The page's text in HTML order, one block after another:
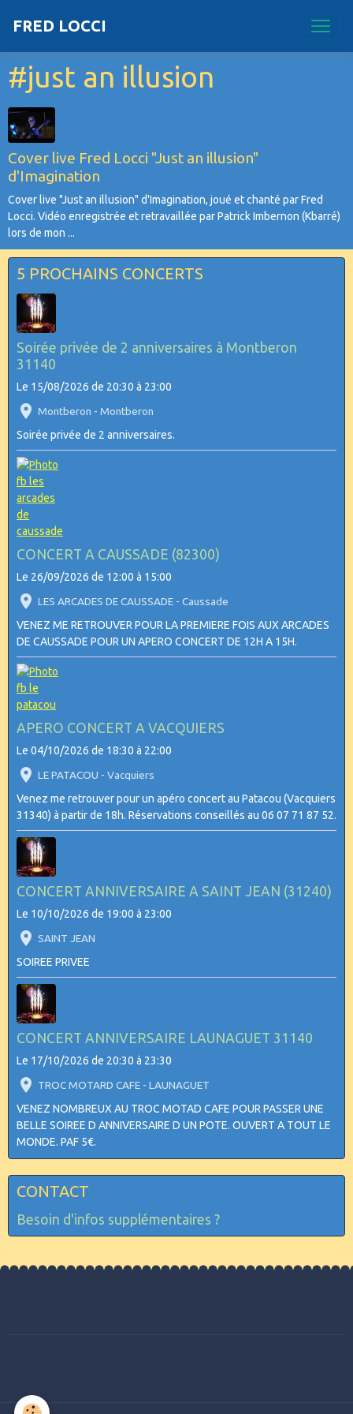
FRED LOCCI
#just an illusion
Cover live Fred Locci "Just an illusion"
d'Imagination
Cover live "Just an illusion" d'Imagination, joué et chanté par Fred
Locci. Vidéo enregistrée et retravaillée par Patrick Imbernon (Kbarré)
lors de mon ...
5 PROCHAINS CONCERTS
Soirée privée de 2 anniversaires à Montberon
31140
Le 15/08/2026 de 20:30 à 23:00
Montberon - Montberon
Soirée privée de 2 anniversaires.
CONCERT A CAUSSADE (82300)
Le 26/09/2026 de 12:00 à 15:00
LES ARCADES DE CAUSSADE - Caussade
VENEZ ME RETROUVER POUR LA PREMIERE FOIS AUX ARCADES
DE CAUSSADE POUR UN APERO CONCERT DE 12H A 15H.
APERO CONCERT A VACQUIERS
Le 04/10/2026 de 18:30 à 22:00
LE PATACOU - Vacquiers
Venez me retrouver pour un apéro concert au Patacou (Vacquiers
31340) à partir de 18h. Réservations conseillés au 06 07 71 87 52.
CONCERT ANNIVERSAIRE A SAINT JEAN (31240)
Le 10/10/2026 de 19:00 à 23:00
SAINT JEAN
SOIREE PRIVEE
CONCERT ANNIVERSAIRE LAUNAGUET 31140
Le 17/10/2026 de 20:30 à 23:30
TROC MOTARD CAFE - LAUNAGUET
VENEZ NOMBREUX AU TROC MOTAD CAFE POUR PASSER UNE
BELLE SOIREE D ANNIVERSAIRE D UN POTE. OUVERT A TOUT LE
MONDE. PAF 5€.
CONTACT
Besoin d'infos supplémentaires ?